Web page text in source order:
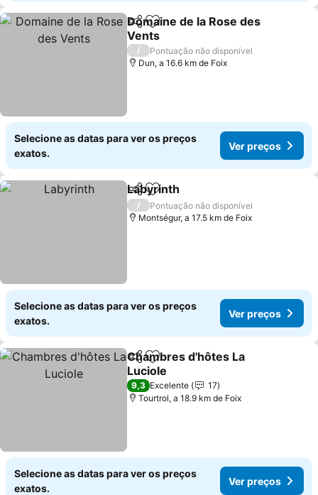
PartilharAdicionar aos favoritos
Domaine de la Rose des
Vents
Ver preços
/
Pontuação não disponível
Dun, a 16.6 km de Foix
Selecione as datas para ver os preços
exatos.
Ver preços
PartilharAdicionar aos favoritos
Labyrinth
/
Pontuação não disponível
Montségur, a 17.5 km de Foix
Selecione as datas para ver os preços
exatos.
Ver preços
PartilharAdicionar aos favoritos
Chambres d'hôtes La
Luciole
Ver preços
9,3 Excelente
17
Tourtrol, a 18.9 km de Foix
Selecione as datas para ver os preços
exatos.
Ver preços